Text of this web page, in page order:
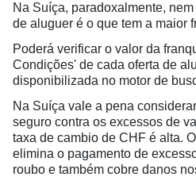
Na Suíça, paradoxalmente,
de aluguer é o que tem a maior
Poderá verificar o valor da
Condições' de cada oferta de
disponibilizada no motor de
Na Suíça vale a pena
seguro contra os excessos de
taxa de cambio de CHF é alta.
elimina o pagamento de
roubo e também cobre danos